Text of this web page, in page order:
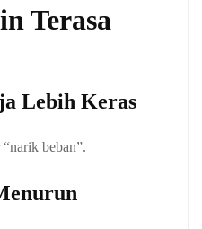
Terasa
Lebih Keras
beban”.